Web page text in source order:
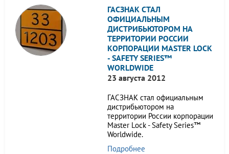
ГАСЗНАК СТАЛ
ОФИЦИАЛЬНЫМ
ДИСТРИБЬЮТОРОМ НА
ТЕРРИТОРИИ РОССИИ
КОРПОРАЦИИ MASTER LOCK
- SAFETY SERIES™
WORLDWIDE
23 августа 2012
ГАСЗНАК стал официальным
дистрибьютором на
территории России корпорации
Master Lock - Safety Series™
Worldwide.
Подробнее